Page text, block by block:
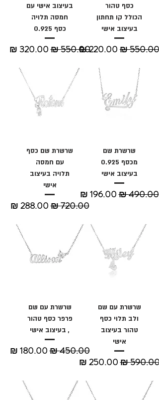
כסף טהור
הכולל קו תחתון
בעיצוב אישי
מחיר רגיל מחיר מבצע
בעיצוב אישי עם
חמסה תלויה
כסף 0.925
מחיר רגיל‏550.00 ‏₪ מחיר מבצע
שרשרת שם
מכסף 0.925
בעיצוב אישי
מחיר רגיל‏490.00 ‏₪ מחיר מבצע
שרשרת שם כסף
עם חמסה
תלויה בעיצוב
אישי
מחיר רגיל‏720.00 ‏₪ מחיר מבצע
שרשרת עם שם
ולב תלוי כסף
טהור בעיצוב
אישי
מחיר רגיל מחיר מבצע
שרשרת עם שם
פרפר כסף טהור
, בעיצוב אישי
מחיר רגיל‏450.00 ‏₪ מחיר מבצע